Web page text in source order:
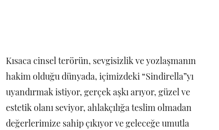
Kısaca cinsel terörün, sevgisizlik ve yozlaşmanın
hakim olduğu dünyada, içimizdeki “Sindirella”yı
uyandırmak istiyor, gerçek aşkı arıyor, güzel ve
estetik olanı seviyor, ahlakçılığa teslim olmadan
değerlerimize sahip çıkıyor ve geleceğe umutla